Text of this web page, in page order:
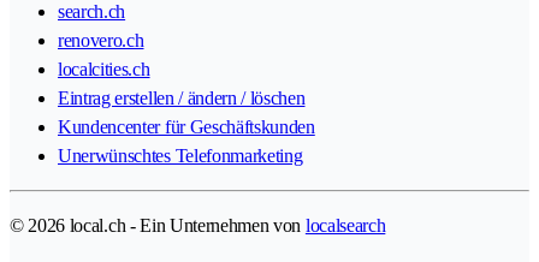
search.ch
renovero.ch
localcities.ch
Eintrag erstellen / ändern / löschen
Kundencenter für Geschäftskunden
Unerwünschtes Telefonmarketing
© 2026 local.ch - Ein Unternehmen von localsearch